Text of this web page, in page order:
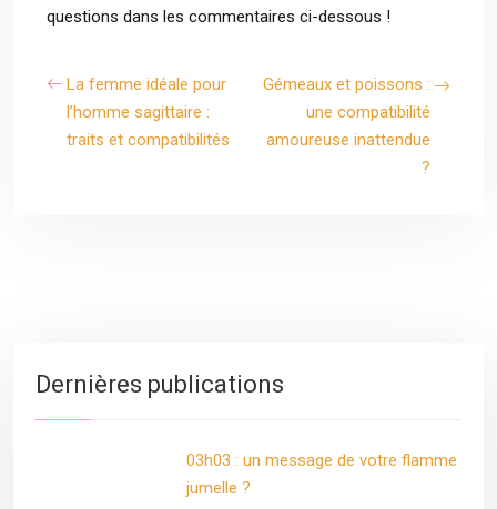
questions dans les commentaires ci-dessous !
La femme idéale pour
l’homme sagittaire :
traits et compatibilités
Gémeaux et poissons :
une compatibilité
amoureuse inattendue
?
Dernières publications
03h03 : un message de votre flamme
jumelle ?